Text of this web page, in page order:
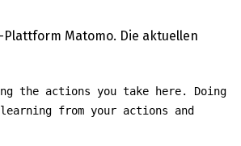
Matomo. Die aktuellen
the actions you take here. Doing
from your actions and